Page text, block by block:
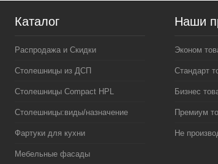
Каталог
Распродажа и Скидки
Столешницы из ДСП
Столешницы Compact HPL
Столешницы:виды/назначение
Фартуки для кухни
Мебельные фасады
Наши
Эконом
Стандарт
Бизнес
Премиум
Не